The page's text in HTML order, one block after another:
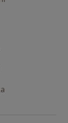
stránka